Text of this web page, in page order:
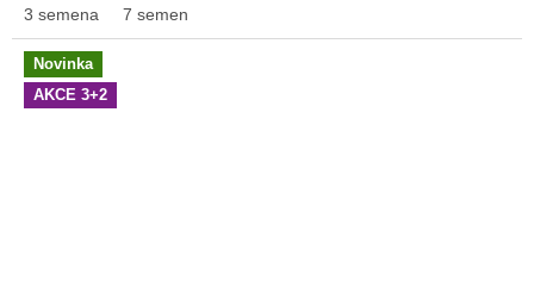
3 semena 7 semen
Novinka
AKCE 3+2